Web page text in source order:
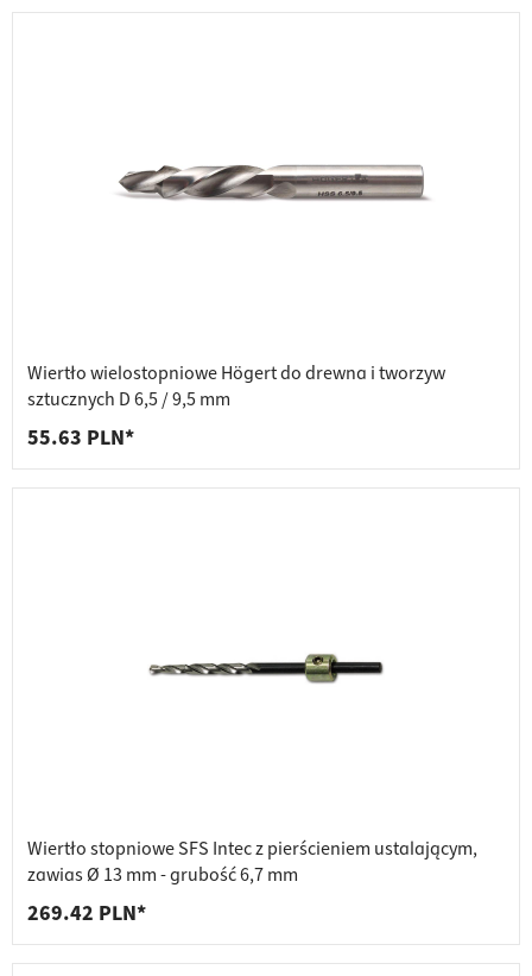
Wiertło wielostopniowe Högert do drewna i tworzyw
sztucznych D 6,5 / 9,5 mm
55.63 PLN*
Wiertło stopniowe SFS Intec z pierścieniem ustalającym,
zawias Ø 13 mm - grubość 6,7 mm
269.42 PLN*